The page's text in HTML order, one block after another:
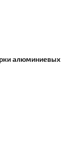
алюминиевых